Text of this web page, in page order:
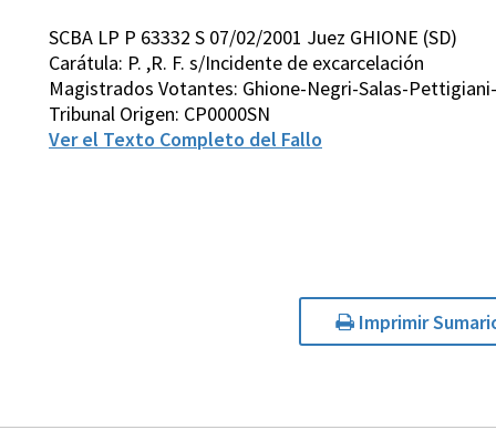
SCBA LP P 63332 S 07/02/2001 Juez GHIONE (SD)
Carátula: P. ,R. F. s/Incidente de excarcelación
Magistrados Votantes: Ghione-Negri-Salas-
Tribunal Origen: CP0000SN
Ver el Texto Completo del Fallo
Imprimir